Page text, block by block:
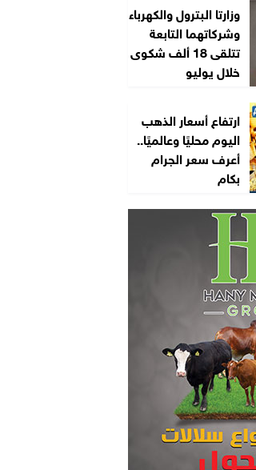
وزارتا البترول والكهرباء
وشركاتهما التابعة
تتلقى 18 ألف شكوى
خلال يوليو
ارتفاع أسعار الذهب
اليوم محليًا وعالميًا..
أعرف سعر الجرام
بكام